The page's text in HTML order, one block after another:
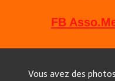
FB
Vous avez des